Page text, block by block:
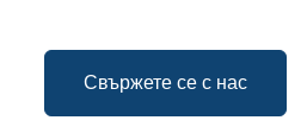
Свържете се с нас